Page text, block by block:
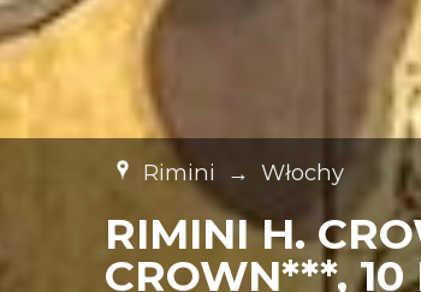
Rimini → Włochy
RIMINI H.
CROWN***,